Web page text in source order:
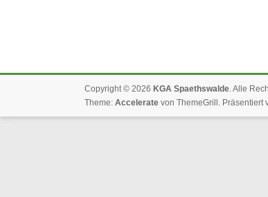
Copyright © 2026 KGA Spaethswalde. Alle
Theme: Accelerate von ThemeGrill. Präsentiert